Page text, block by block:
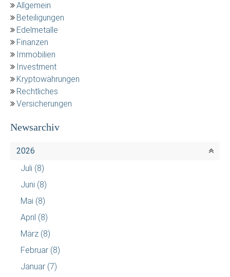
Allgemein
Beteiligungen
Edelmetalle
Finanzen
Immobilien
Investment
Kryptowährungen
Rechtliches
Versicherungen
Newsarchiv
2026
Juli (8)
Juni (8)
Mai (8)
April (8)
März (8)
Februar (8)
Januar (7)